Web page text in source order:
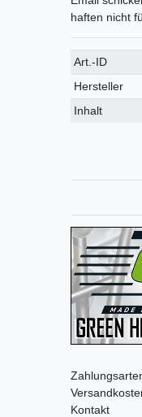
haften nicht
Technisches
Merkmal
Wert
Art.-ID
Hersteller
Inhalt
Kontakt